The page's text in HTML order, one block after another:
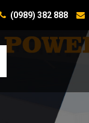
(0989) 382 888